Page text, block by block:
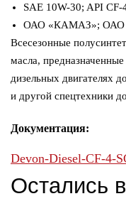
SAE 10W-30; API CF-
ОАО «КАМАЗ»; ОАО
​Всесезонные
масла,
дизельных двигателях
и другой спецтехники
Документация:
Devon-Diesel-CF-4-
Остались